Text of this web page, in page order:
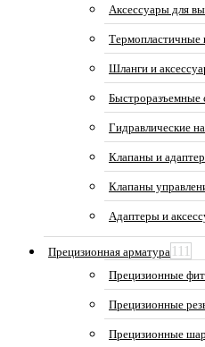
Аксессуары для
Термопластичные
Шланги и
Быстроразъемные
Гидравлические
Клапаны и
Клапаны
Адаптеры и
Прецизионная арматура 111
Прецизионные
Прецизионные
Прецизионные